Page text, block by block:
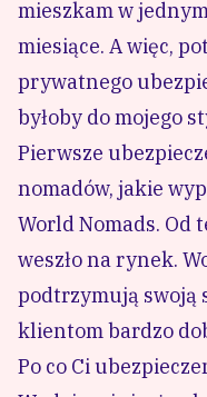
mieszkam w
miesiące. A więc,
prywatnego
byłoby do mojego
Pierwsze
nomadów, jakie
World Nomads. Od
weszło na rynek.
podtrzymują swoją
klientom bardzo
Po co Ci